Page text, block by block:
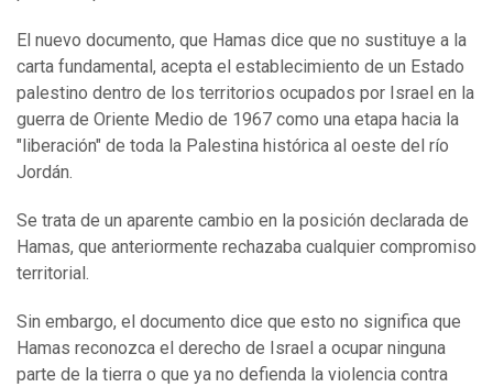
El nuevo documento, que Hamas dice que no sustituye a la
carta fundamental, acepta el establecimiento de un Estado
palestino dentro de los territorios ocupados por Israel en la
guerra de Oriente Medio de 1967 como una etapa hacia la
"liberación" de toda la Palestina histórica al oeste del río
Jordán.
Se trata de un aparente cambio en la posición declarada de
Hamas, que anteriormente rechazaba cualquier compromiso
territorial.
Sin embargo, el documento dice que esto no significa que
Hamas reconozca el derecho de Israel a ocupar ninguna
parte de la tierra o que ya no defienda la violencia contra